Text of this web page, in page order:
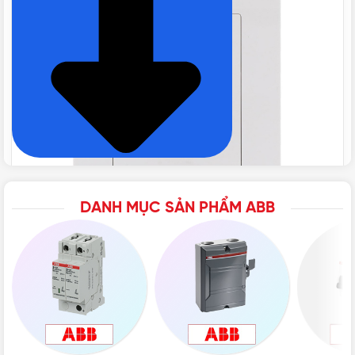
KIỂU DÁNG
TIÊU CHUẨN
IEC60669-1
ĐÓNG GÓI
Mặt trước của Công tắc 2 cực 32AX có đèn báo Neon
Đặc điểm chung
DANH MỤC SẢN PHẨM ABB